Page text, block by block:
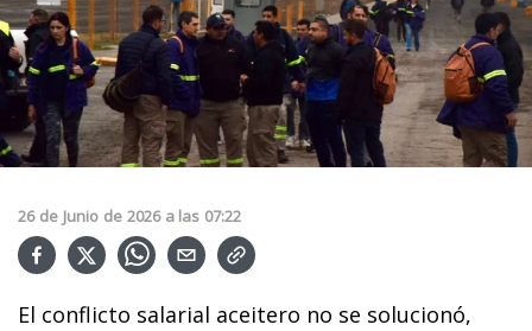
26 de Junio de 2026 a las 07:22
El conflicto salarial aceitero no se solucionó,